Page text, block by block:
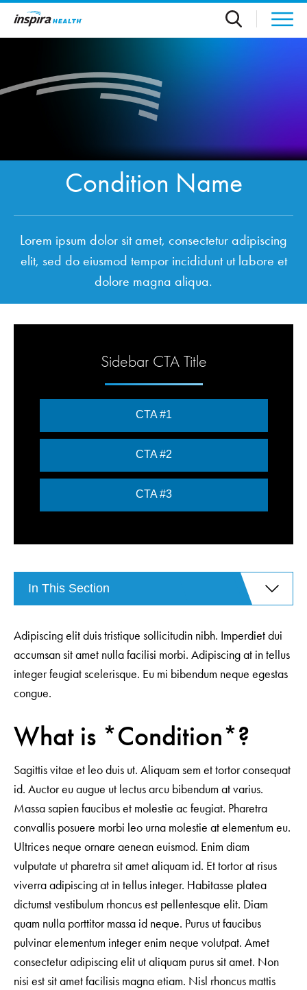
Skip to main content
Condition Name
Lorem ipsum dolor sit amet, consectetur adipiscing
elit, sed do eiusmod tempor incididunt ut labore et
dolore magna aliqua.
Adipiscing elit duis tristique sollicitudin nibh. Imperdiet dui
accumsan sit amet nulla facilisi morbi. Adipiscing at in tellus
integer feugiat scelerisque. Eu mi bibendum neque egestas
congue.
What is *Condition*?
Sagittis vitae et leo duis ut. Aliquam sem et tortor consequat
id. Auctor eu augue ut lectus arcu bibendum at varius.
Massa sapien faucibus et molestie ac feugiat. Pharetra
convallis posuere morbi leo urna molestie at elementum eu.
Ultrices neque ornare aenean euismod. Enim diam
vulputate ut pharetra sit amet aliquam id. Et tortor at risus
viverra adipiscing at in tellus integer. Habitasse platea
dictumst vestibulum rhoncus est pellentesque elit. Diam
quam nulla porttitor massa id neque. Purus ut faucibus
pulvinar elementum integer enim neque volutpat. Amet
consectetur adipiscing elit ut aliquam purus sit amet. Non
nisi est sit amet facilisis magna etiam. Nisl rhoncus mattis
Sidebar CTA Title
CTA #1
CTA #2
CTA #3
In This Section